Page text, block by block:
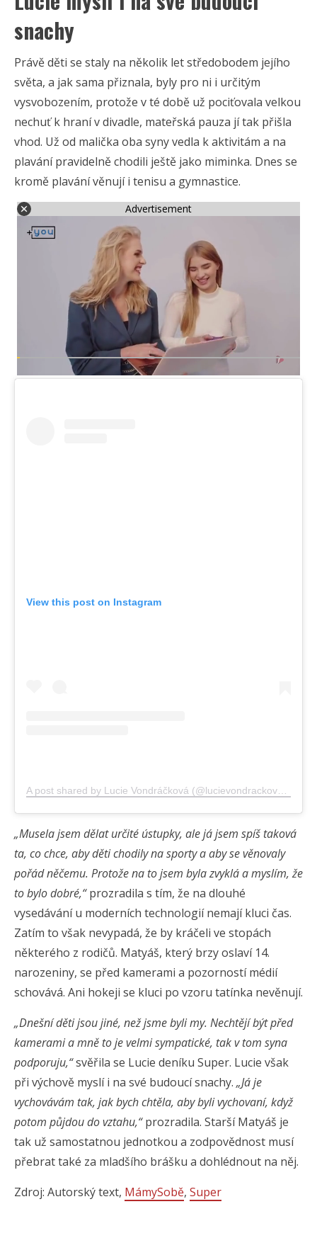
snachy
Právě děti se staly na několik let středobodem jejího
světa, a jak sama přiznala, byly pro ni i určitým
vysvobozením, protože v té době už pociťovala velkou
nechuť k hraní v divadle, mateřská pauza jí tak přišla
vhod. Už od malička oba syny vedla k aktivitám a na
plavání pravidelně chodili ještě jako miminka. Dnes se
kromě plavání věnují i tenisu a gymnastice.
Advertisement
View this post on Instagram
A post shared by Lucie Vondráčková (@lucievondrackovaofficial)
„Musela jsem dělat určité ústupky, ale já jsem spíš taková
ta, co chce, aby děti chodily na sporty a aby se věnovaly
pořád něčemu. Protože na to jsem byla zvyklá a myslím, že
to bylo dobré,“prozradila s tím, že na dlouhé
vysedávání u moderních technologií nemají kluci čas.
Zatím to však nevypadá, že by kráčeli ve stopách
některého z rodičů. Matyáš, který brzy oslaví 14.
narozeniny, se před kamerami a pozorností médií
schovává. Ani hokeji se kluci po vzoru tatínka nevěnují.
„Dnešní děti jsou jiné, než jsme byli my. Nechtějí být před
kamerami a mně to je velmi sympatické, tak v tom syna
podporuju,“svěřila se Lucie deníku Super. Lucie však
při výchově myslí i na své budoucí snachy. „Já je
vychovávám tak, jak bych chtěla, aby byli vychovaní, když
potom půjdou do vztahu,“prozradila. Starší Matyáš je
tak už samostatnou jednotkou a zodpovědnost musí
přebrat také za mladšího brášku a dohlédnout na něj.
Zdroj: Autorský text, MámySobě, Super